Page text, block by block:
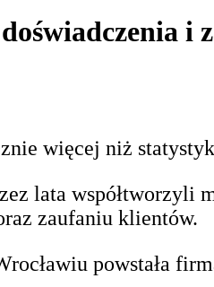
i
więcej niż
lata współtworzyli
zaufaniu klientów.
powstała